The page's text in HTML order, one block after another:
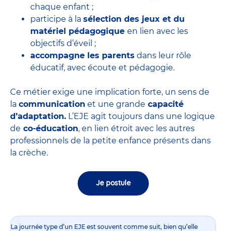
chaque enfant ;
participe à la sélection des jeux et du
matériel pédagogique en lien avec les
objectifs d’éveil ;
accompagne les parents dans leur rôle
éducatif, avec écoute et pédagogie.
Ce métier exige une implication forte, un sens de
la communication et une grande capacité
d’adaptation. L’EJE agit toujours dans une logique
de co-éducation, en lien étroit avec les autres
professionnels de la petite enfance présents dans
la crèche.
Je postule
La journée type d’un EJE est souvent comme suit, bien qu’elle